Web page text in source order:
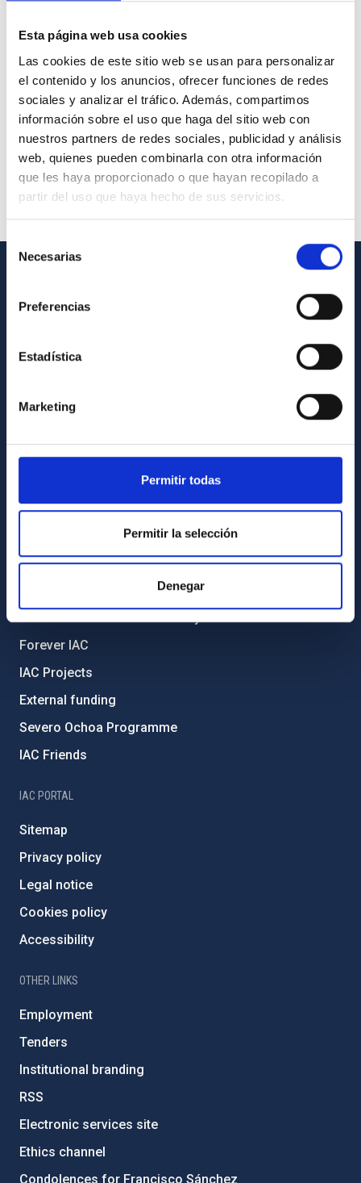
Esta página web usa cookies
Las cookies de este sitio web se usan para personalizar
el contenido y los anuncios, ofrecer funciones de redes
sociales y analizar el tráfico. Además, compartimos
información sobre el uso que haga del sitio web con
nuestros partners de redes sociales, publicidad y análisis
web, quienes pueden combinarla con otra información
que les haya proporcionado o que hayan recopilado a
partir del uso que haya hecho de sus servicios.
Selección
Necesarias
Preferencias
Estadística
Marketing
Permitir todas
Permitir la selección
Denegar
How to get to the IAC
Library
Legislation
Code of ethics and anti-fraud policy
Gender equality and diversity
Environment and Sustainability
Forever IAC
IAC Projects
External funding
Severo Ochoa Programme
IAC Friends
IAC PORTAL
Sitemap
Privacy policy
Legal notice
Cookies policy
Accessibility
OTHER LINKS
Employment
Tenders
Institutional branding
RSS
Electronic services site
Ethics channel
Condolences for Francisco Sánchez